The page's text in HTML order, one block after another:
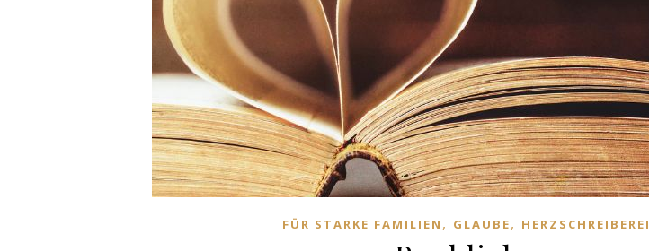
FÜR STARKE FAMILIEN , GLAUBE, HERZSCHREIBEREI